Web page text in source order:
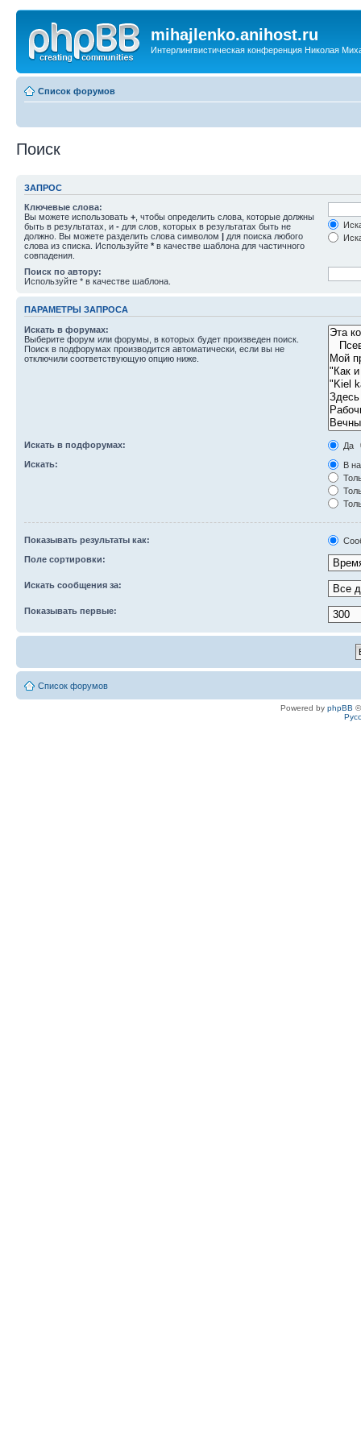
mihajlenko.anihost.ru
Интерлингвистическая конференция Николая
Список форумов
Поиск
ЗАПРОС
Ключевые слова:
Вы можете использовать + , чтобы определить слова, которые должны
быть в результатах, и - для слов, которых в результатах быть не
должно. Вы можете разделить слова символом | для поиска любого
слова из списка. Используйте * в качестве шаблона для частичного
совпадения.
Поиск по автору:
Используйте * в качестве шаблона.
ПАРАМЕТРЫ ЗАПРОСА
Искать в форумах:
Выберите форум или форумы, в которых будет произведен поиск.
Поиск в подфорумах производится автоматически, если вы не
отключили соответствующую опцию ниже.
Искать в подфорумах:
Да
Искать:
В
Показывать результаты как:
Поле сортировки:
Искать сообщения за:
Показывать первые:
Список форумов
Powered by phpBB